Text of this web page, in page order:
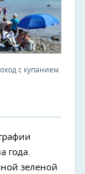
с купанием
года.
зеленой